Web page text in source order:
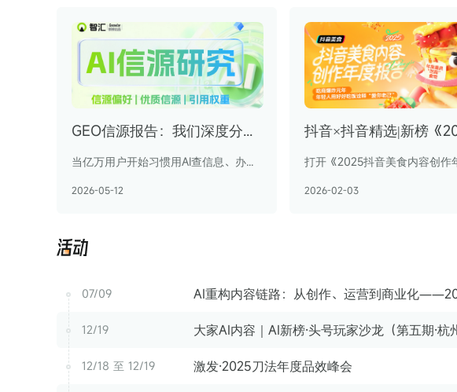
GEO信源报告：我们深度分析了超 1600 万条 AI 引用数据，解密GEO站点偏好
当亿万用户开始习惯用AI查信息、办事情、做决策，品牌AI营销的核心起点，便是让自身信息被AI精准“看见”并“采信”——在哪个网站铺设内容才会被引用？主流AI的采信的文章有何不同？有没有通吃所有AI的宝藏网站
2026-05-12 2026-02-03
07/09 AI重构内容链路：从创作、运营到商业化
12/19 大家AI内容｜AI新榜·头号玩家沙龙（第五期·杭
12/18 至 12/19 激发·2025刀法年度品效峰会